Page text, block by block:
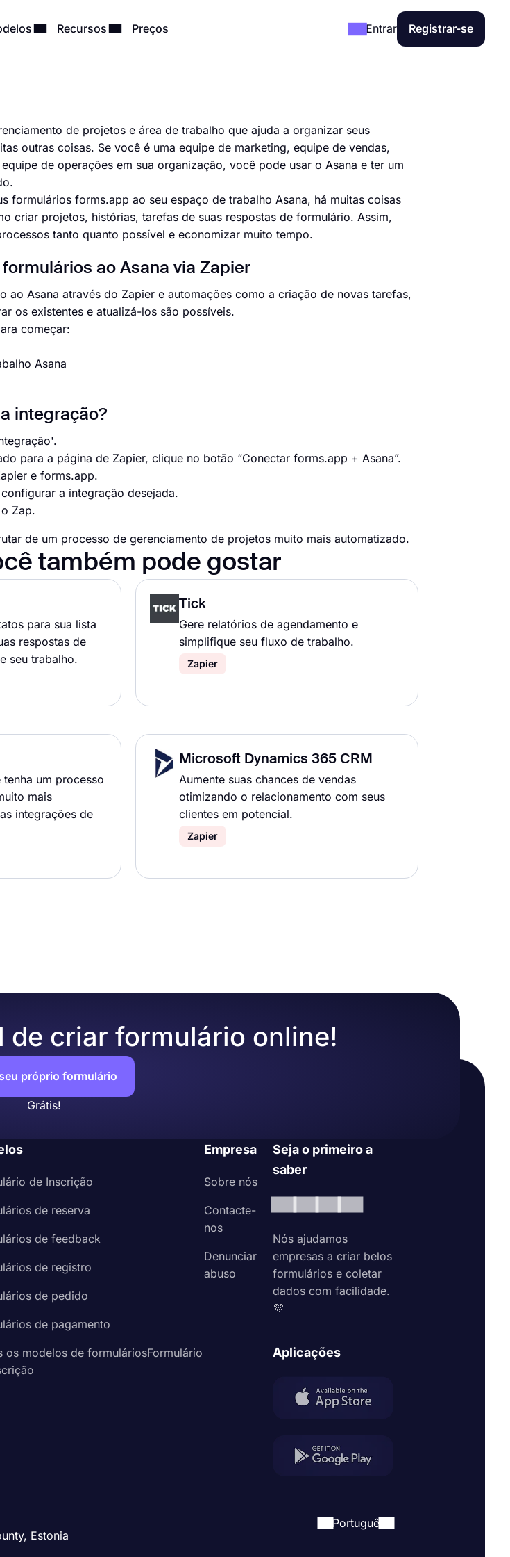
Recursos Preços Entrar Registrar-se
de projetos e área de trabalho que ajuda a organizar seus
outras coisas. Se você é uma equipe de marketing, equipe de vendas,
de operações em sua organização, você pode usar o Asana e ter um
formulários forms.app ao seu espaço de trabalho Asana, há muitas coisas
criar projetos, histórias, tarefas de suas respostas de formulário. Assim,
tanto quanto possível e economizar muito tempo.
ao Asana via Zapier
ao Asana através do Zapier e automações como a criação de novas tarefas,
os existentes e atualizá-los são possíveis.
começar:
Asana
integração?
para a página de Zapier, clique no botão “Conectar forms.app + Asana”.
e forms.app.
a integração desejada.
Zap.
de um processo de gerenciamento de projetos muito mais automatizado.
também pode gostar
para sua lista
respostas de
seu trabalho.
Tick
Gere relatórios de agendamento e
simplifique seu fluxo de trabalho.
Zapier
um processo
mais
integrações de
Microsoft Dynamics 365 CRM
Aumente suas chances de vendas
otimizando o relacionamento com seus
clientes em potencial.
Zapier
de criar formulário online!
próprio formulário
Grátis!
de Inscrição
de reserva
de feedback
de registro
de pedido
de pagamento
os modelos de formuláriosFormulário
Empresa
Sobre nós
Contacte-
nos
Denunciar
abuso
Seja o primeiro a
saber
Nós ajudamos
empresas a criar belos
formulários e coletar
dados com facilidade.
💜
Aplicações
Estonia
Portuguê